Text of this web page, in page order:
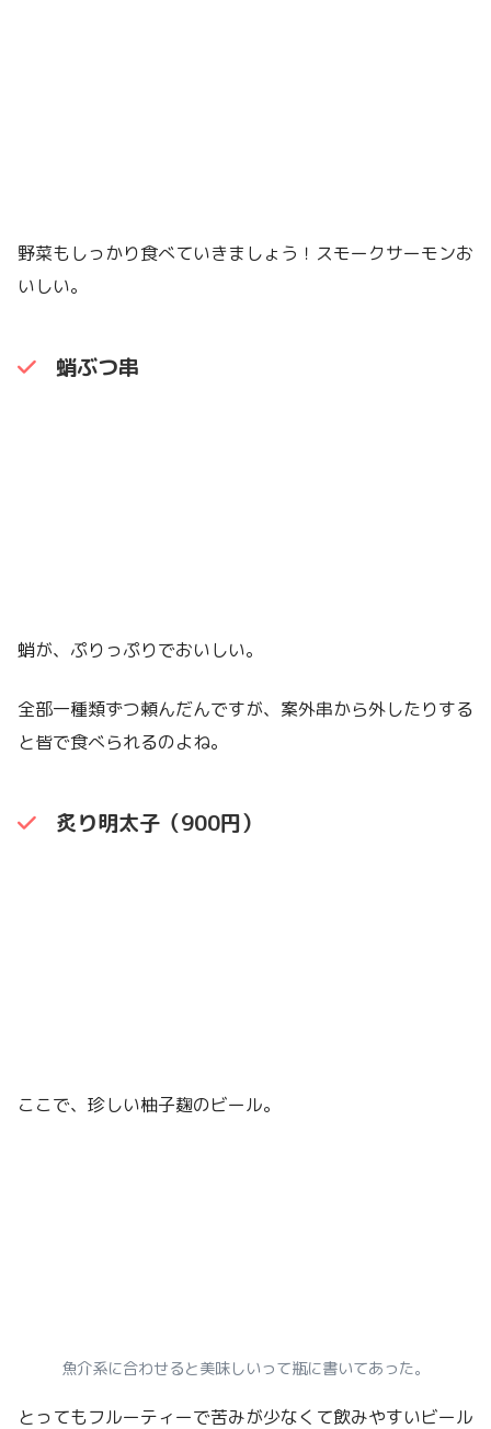
野菜もしっかり食べていきましょう！スモークサーモンお
いしい。
蛸ぶつ串
蛸が、ぷりっぷりでおいしい。
全部一種類ずつ頼んだんですが、案外串から外したりする
と皆で食べられるのよね。
炙り明太子（900円）
ここで、珍しい柚子麹のビール。
魚介系に合わせると美味しいって瓶に書いてあった。
とってもフルーティーで苦みが少なくて飲みやすいビール